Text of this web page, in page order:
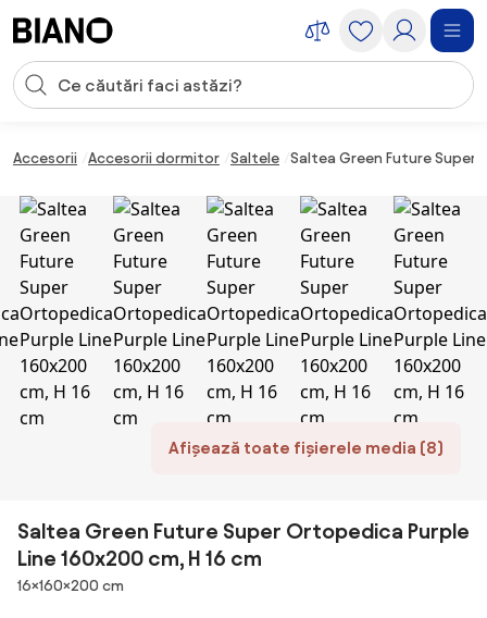
Introducerea căutării
Accesorii Accesorii dormitor Saltele Saltea Green Future Super
Afișează toate fișierele media (8)
Saltea Green Future Super Ortopedica Purple
Line 160x200 cm, H 16 cm
Dimensiuni
16×160×200 cm